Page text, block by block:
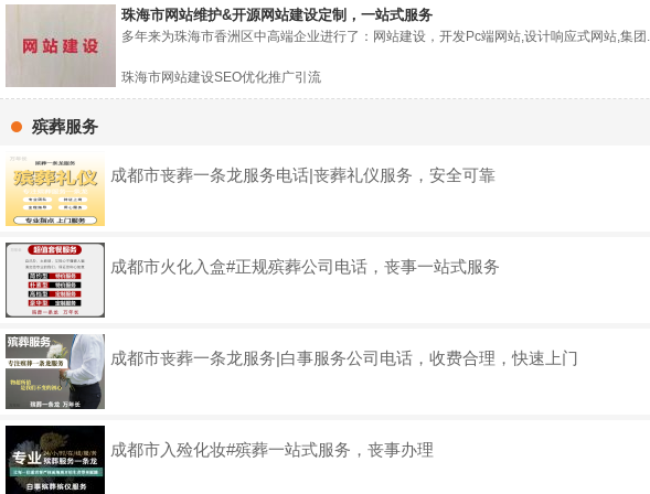
珠海市网站维护&开源网站建设定制，一站式服务
多年来为珠海市香洲区中高端企业进行了：网站建设，开发Pc端网站,设计响应式网站,集团...
珠海市网站建设SEO优化推广引流
殡葬服务
成都市丧葬一条龙服务电话|丧葬礼仪服务，安全可靠
成都市火化入盒#正规殡葬公司电话，丧事一站式服务
成都市丧葬一条龙服务|白事服务公司电话，收费合理，快速上门
成都市入殓化妆#殡葬一站式服务，丧事办理